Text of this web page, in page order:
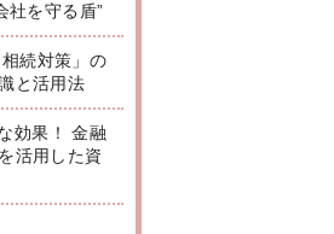
社を守る盾”
続対策」の
と活用法
効果！ 金融
活用した資